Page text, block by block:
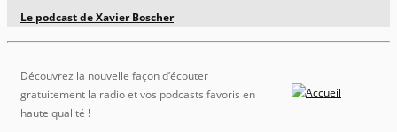
Le podcast de Xavier Boscher
Découvrez la nouvelle façon d’écouter
gratuitement la radio et vos podcasts favoris en
haute qualité !